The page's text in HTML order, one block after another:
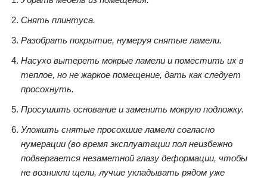
Снять плинтуса.
Разобрать покрытие, нумеруя снятые ламели.
Насухо вытереть мокрые ламели и поместить их в
теплое, но не жаркое помещение, дать как следует
просохнуть.
Просушить основание и заменить мокрую подложку.
Уложить снятые просохшие ламели согласно
нумерации (во время эксплуатации пол неизбежно
подвергается незаметной глазу деформации, чтобы
не возникли щели, лучше укладывать рядом уже